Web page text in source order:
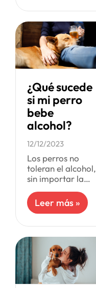
a menudo puede
resultar en
accidentes debido
¿Qué sucede
si mi perro
bebe
alcohol?
12/12/2023
Los perros no
toleran el alcohol,
sin importar la
asi que no pueden
beberlo. Los
ofrecen cerveza,
vino o
Leer más »